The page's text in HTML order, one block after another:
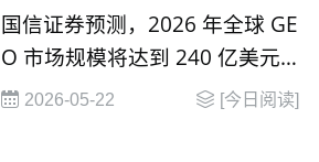
国信证券预测，2026 年全球 GE
O 市场规模将达到 240 亿美元，
并在2030年有望达到 1000 亿美
2026-05-22 [今日阅读]